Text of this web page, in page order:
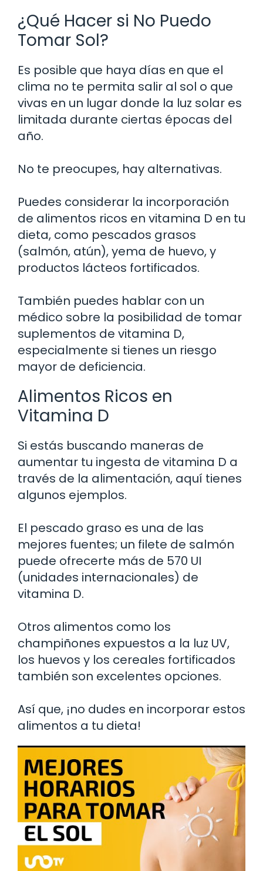
¿Qué Hacer si No Puedo
Tomar Sol?
Es posible que haya días en que el
clima no te permita salir al sol o que
vivas en un lugar donde la luz solar es
limitada durante ciertas épocas del
año.
No te preocupes, hay alternativas.
Puedes considerar la incorporación
de alimentos ricos en vitamina D en tu
dieta, como pescados grasos
(salmón, atún), yema de huevo, y
productos lácteos fortificados.
También puedes hablar con un
médico sobre la posibilidad de tomar
suplementos de vitamina D,
especialmente si tienes un riesgo
mayor de deficiencia.
Alimentos Ricos en
Vitamina D
Si estás buscando maneras de
aumentar tu ingesta de vitamina D a
través de la alimentación, aquí tienes
algunos ejemplos.
El pescado graso es una de las
mejores fuentes; un filete de salmón
puede ofrecerte más de 570 UI
(unidades internacionales) de
vitamina D.
Otros alimentos como los
champiñones expuestos a la luz UV,
los huevos y los cereales fortificados
también son excelentes opciones.
Así que, ¡no dudes en incorporar estos
alimentos a tu dieta!